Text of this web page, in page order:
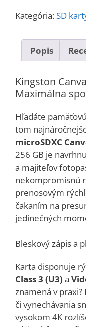
Go
Gen4
256
Kategória:SD
Popis
Kingston
Maximálna
Hľadáte
tom
microSDXC
256 GB je
a majiteľov
nekompromisnú
prenosovým
čakaním na
jedinečných
Bleskový zápis a
Karta disponuje
Class 3 (U3) a
znamená v
či vynechávania
vysokom 4K